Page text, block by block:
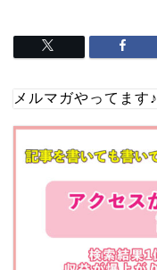
メルマガやってます♪